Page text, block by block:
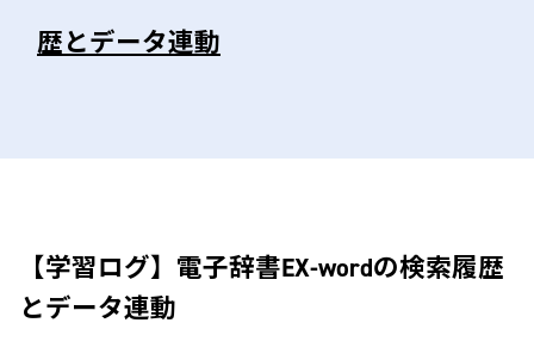
歴とデータ連動
【学習ログ】電子辞書EX-wordの検索履歴
とデータ連動